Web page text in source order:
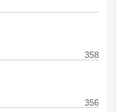
356
358